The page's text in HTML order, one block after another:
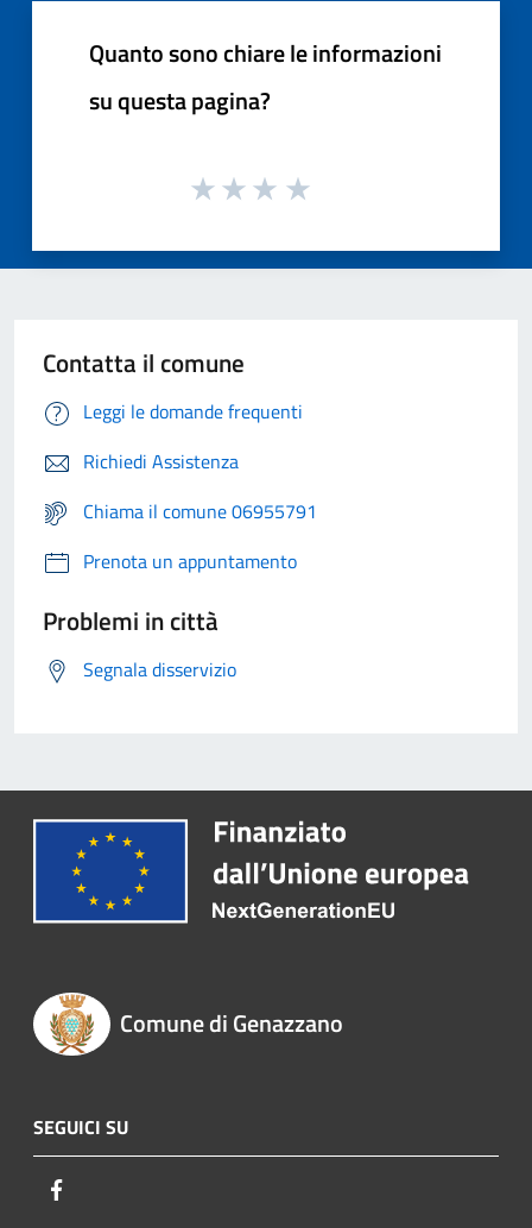
Quanto sono chiare le informazioni
su questa pagina?
Contatta il comune
Leggi le domande frequenti
Richiedi Assistenza
Chiama il comune 06955791
Prenota un appuntamento
Problemi in città
Segnala disservizio
Comune di Genazzano
SEGUICI SU